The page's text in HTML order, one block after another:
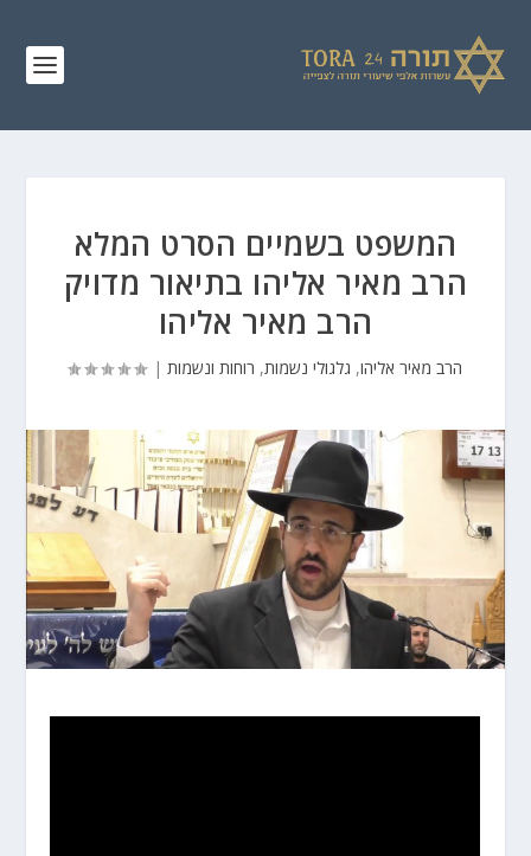
המשפט בשמיים הסרט המלא
הרב מאיר אליהו בתיאור מדויק
הרב מאיר אליהו
הרב מאיר אליהו, גלגולי נשמות, רוחות ונשמות |